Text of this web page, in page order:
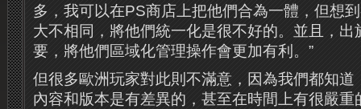
多，我可以在PS商店上把他們合為一體，但想
大不相同，將他們統一化是很不好的。並且，出
要，將他們區域化管理操作會更加有利。”
但很多歐洲玩家對此則不滿意，因為我們都知道
內容和版本是有差異的，甚至在時間上有很嚴